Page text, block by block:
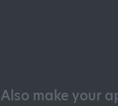
Also make your